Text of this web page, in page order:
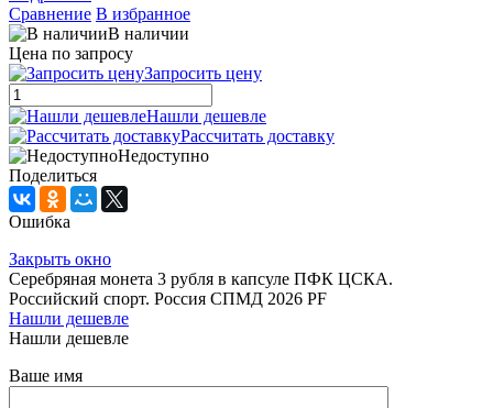
Сравнение В избранное
В наличии
Цена по запросу
Запросить цену
Нашли дешевле
Рассчитать доставку
Недоступно
Поделиться
Ошибка
Закрыть окно
Серебряная монета 3 рубля в капсуле ПФК ЦСКА.
Российский спорт. Россия СПМД 2026 PF
Нашли дешевле
Нашли дешевле
Ваше имя